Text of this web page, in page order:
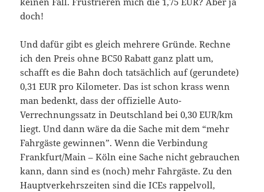
doch!
Und dafür gibt es gleich mehrere Gründe. Rechne
ich den Preis ohne BC50 Rabatt ganz platt um,
schafft es die Bahn doch tatsächlich auf (gerundete)
0,31 EUR pro Kilometer. Das ist schon krass wenn
man bedenkt, dass der offizielle Auto-
Verrechnungssatz in Deutschland bei 0,30 EUR/km
liegt. Und dann wäre da die Sache mit dem “mehr
Fahrgäste gewinnen”. Wenn die Verbindung
Frankfurt/Main – Köln eine Sache nicht gebrauchen
kann, dann sind es (noch) mehr Fahrgäste. Zu den
Hauptverkehrszeiten sind die ICEs rappelvoll,